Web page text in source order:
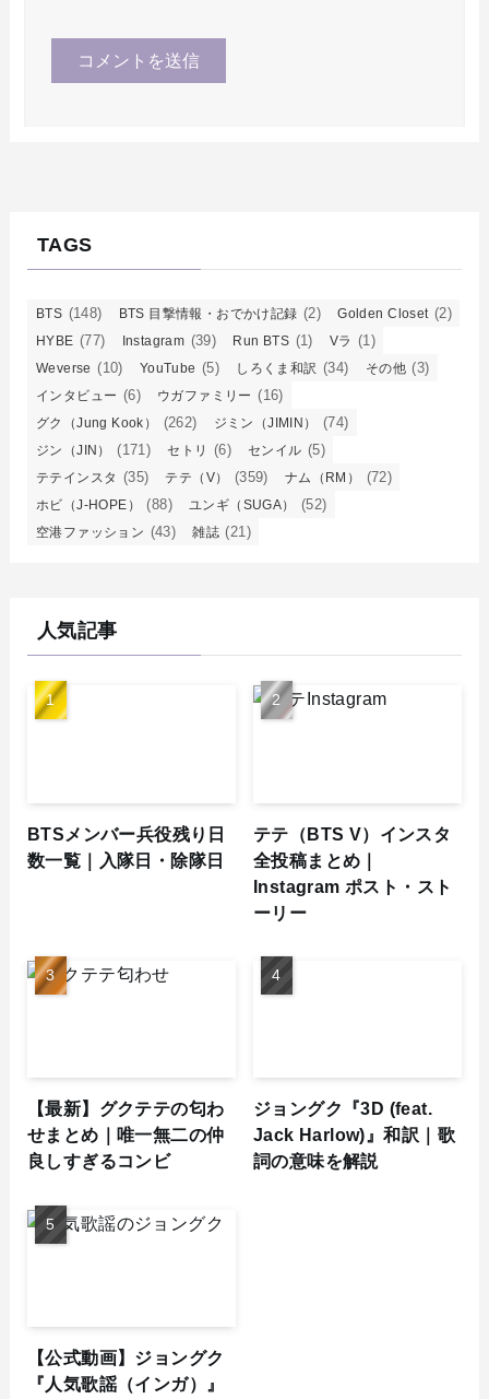
TAGS
BTS (148) BTS 目撃情報・おでかけ記録 (2) Golden Closet (2)
HYBE (77) Instagram (39) Run BTS (1) Vラ (1)
Weverse (10) YouTube (5) しろくま和訳 (34) その他 (3)
インタビュー (6) ウガファミリー (16)
グク（Jung Kook） (262) ジミン（JIMIN） (74)
ジン（JIN） (171) セトリ (6) センイル (5)
テテインスタ (35) テテ（V） (359) ナム（RM） (72)
ホビ（J-HOPE） (88) ユンギ（SUGA） (52)
空港ファッション (43) 雑誌 (21)
人気記事
BTSメンバー兵役残り日
数一覧｜入隊日・除隊日
テテ（BTS V）インスタ
全投稿まとめ｜
Instagram ポスト・スト
ーリー
【最新】グクテテの匂わ
せまとめ｜唯一無二の仲
良しすぎるコンビ
ジョングク『3D (feat.
Jack Harlow)』和訳｜歌
詞の意味を解説
【公式動画】ジョングク
『人気歌謡（インガ）』